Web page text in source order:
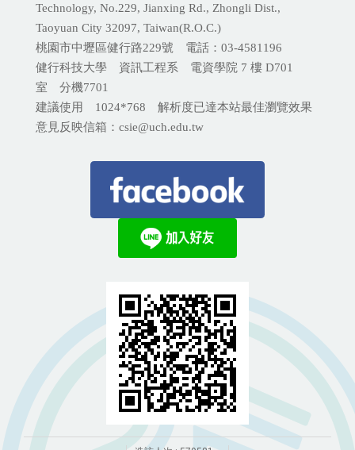
Technology, No.229, Jianxing Rd., Zhongli Dist.,
Taoyuan City 32097, Taiwan(R.O.C.)
桃園市中壢區健行路229號 電話：03-4581196
健行科技大學 資訊工程系 電資學院 7 樓 D701
室 分機7701
建議使用 1024*768 解析度已達本站最佳瀏覽效果
意見反映信箱：csie@uch.edu.tw